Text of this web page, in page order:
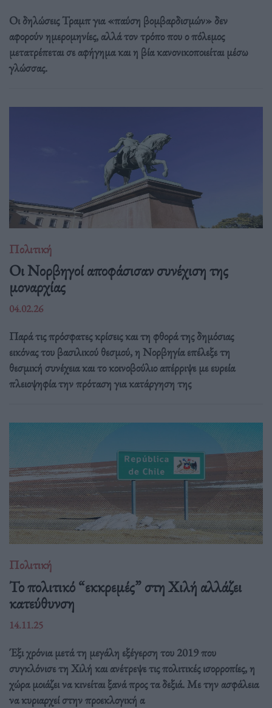
Οι δηλώσεις Τραμπ για «παύση βομβαρδισμών» δεν
αφορούν ημερομηνίες, αλλά τον τρόπο που ο πόλεμος
μετατρέπεται σε αφήγημα και η βία κανονικοποιείται μέσω
γλώσσας.
Πολιτική
Οι Νορβηγοί αποφάσισαν συνέχιση της
μοναρχίας
04.02.26
Παρά τις πρόσφατες κρίσεις και τη φθορά της δημόσιας
εικόνας του βασιλικού θεσμού, η Νορβηγία επέλεξε τη
θεσμική συνέχεια και το κοινοβούλιο απέρριψε με ευρεία
πλειοψηφία την πρόταση για κατάργηση της
Πολιτική
Το πολιτικό “εκκρεμές” στη Χιλή αλλάζει
κατεύθυνση
14.11.25
Έξι χρόνια μετά τη μεγάλη εξέγερση του 2019 που
συγκλόνισε τη Χιλή και ανέτρεψε τις πολιτικές ισορροπίες, η
χώρα μοιάζει να κινείται ξανά προς τα δεξιά. Με την ασφάλεια
να κυριαρχεί στην προεκλογική α